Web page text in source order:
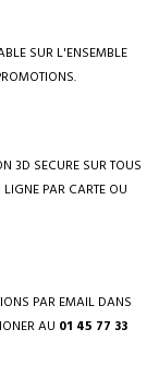
SUR L'ENSEMBLE
3D SECURE SUR TOUS
PAR CARTE OU
PAR EMAIL DANS
AU 01 45 77 33